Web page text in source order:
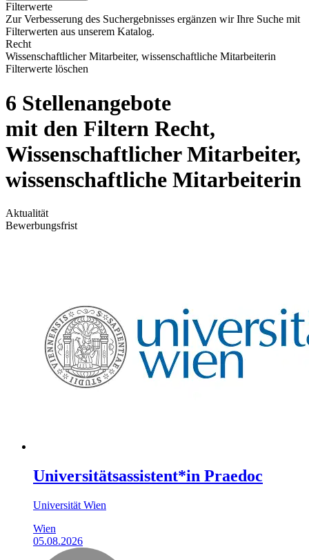
Filterwerte
Zur Verbesserung des Suchergebnisses ergänzen wir Ihre Suche mit
Filterwerten aus unserem Katalog.
Recht
Wissenschaftlicher Mitarbeiter, wissenschaftliche Mitarbeiterin
Filterwerte löschen
6 Stellenangebote
mit den Filtern Recht,
Wissenschaftlicher Mitarbeiter,
wissenschaftliche Mitarbeiterin
Aktualität
Bewerbungsfrist
Universitätsassistent*in Praedoc
Universität Wien
Wien
05.08.2026